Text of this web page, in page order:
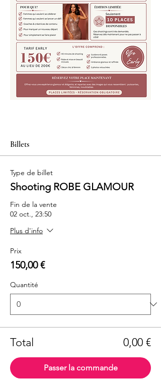
Billets
Type de billet
Shooting ROBE GLAMOUR
Fin de la vente
02 oct., 23:50
Plus d'info
Prix
150,00 €
Quantité
Total 0,00 €
Passer la commande